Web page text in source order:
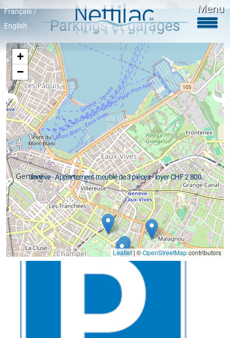
Français /
English
Menu
Genève - Appartement meublé de 3 pièces - loyer CHF 2 800
Parkings et garages
Google map
+
−
Leaflet |©OpenStreetMapcontributors
Logements meublés
Logements non meublés
Parkings et garages
Locaux commerciaux
Objets en vente
Activité
+41 22 312 04 75
^